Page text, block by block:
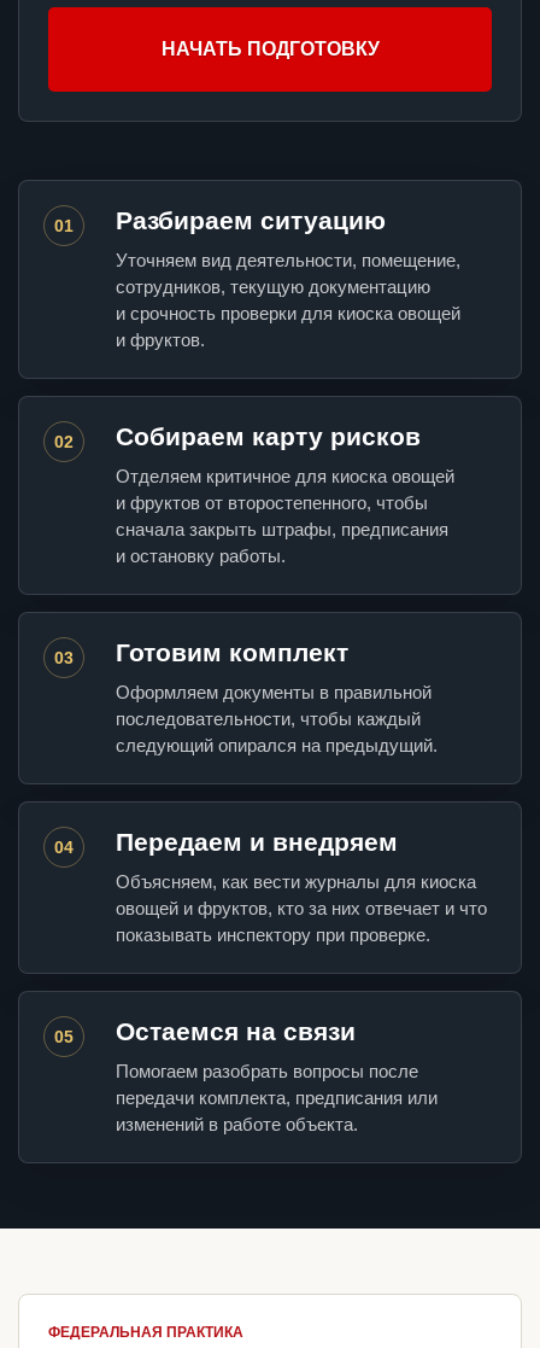
НАЧАТЬ ПОДГОТОВКУ
01 Разбираем ситуацию
Уточняем вид деятельности, помещение,
сотрудников, текущую документацию
и срочность проверки для киоска овощей
и фруктов.
02 Собираем карту рисков
Отделяем критичное для киоска овощей
и фруктов от второстепенного, чтобы
сначала закрыть штрафы, предписания
и остановку работы.
03 Готовим комплект
Оформляем документы в правильной
последовательности, чтобы каждый
следующий опирался на предыдущий.
04 Передаем и внедряем
Объясняем, как вести журналы для киоска
овощей и фруктов, кто за них отвечает и что
показывать инспектору при проверке.
05 Остаемся на связи
Помогаем разобрать вопросы после
передачи комплекта, предписания или
изменений в работе объекта.
ФЕДЕРАЛЬНАЯ ПРАКТИКА